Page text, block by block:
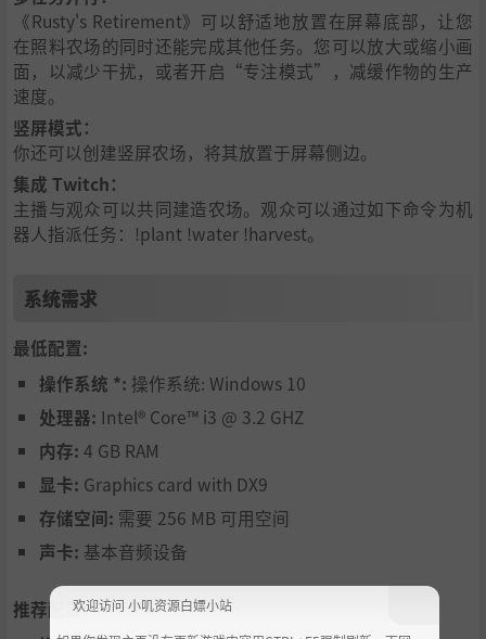
《Rusty's Retirement》可以舒适地放置在屏幕底部，让您
在照料农场的同时还能完成其他任务。您可以放大或缩小画
面，以减少干扰，或者开启“专注模式”，减缓作物的生产
速度。
竖屏模式：
你还可以创建竖屏农场，将其放置于屏幕侧边。
集成 Twitch：
主播与观众可以共同建造农场。观众可以通过如下命令为机
器人指派任务：!plant !water !harvest。
系统需求
最低配置:
操作系统 *: 操作系统: Windows 10
处理器: Intel® Core™ i3 @ 3.2 GHZ
内存: 4 GB RAM
显卡: Graphics card with DX9
存储空间: 需要 256 MB 可用空间
声卡: 基本音频设备
推荐配置:欢迎访问 小叽资源白嫖小站